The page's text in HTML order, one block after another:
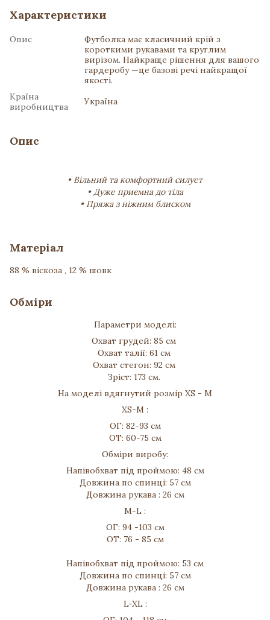
Характеристики
Опис
Футболка має класичний крій з
короткими рукавами та круглим
вирізом. Найкраще рішення для вашого
гардеробу —це базові речі найкращої
якості.
Країна
виробництва
Україна
Опис
• Вільний та комфортний силует
• Дуже приємна до тіла
• Пряжа з ніжним блиском
Матеріал
88 % віскоза , 12 % шовк
Обміри
Параметри моделі:
Охват грудей: 85 см
Охват талії: 61 см
Охват стегон: 92 см
Зріст: 173 см.
На моделі вдягнутий розмір XS - M
XS-M :
ОГ: 82-93 см
ОТ: 60-75 см
Обміри виробу:
Напівобхват під проймою: 48 см
Довжина по спинці: 57 см
Довжина рукава : 26 см
M-L :
ОГ: 94 -103 см
ОТ: 76 - 85 см
Напівобхват під проймою: 53 см
Довжина по спинці: 57 см
Довжина рукава : 26 см
L-XL :